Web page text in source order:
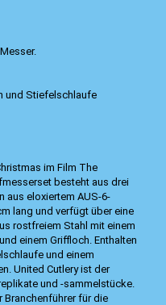
und Stiefelschlaufe
im Film The
besteht aus drei
aus eloxiertem AUS-6-
lang und verfügt über eine
rostfreiem Stahl mit einem
einem Griffloch. Enthalten
und einem
United Cutlery ist der
und -sammelstücke.
Branchenführer für die